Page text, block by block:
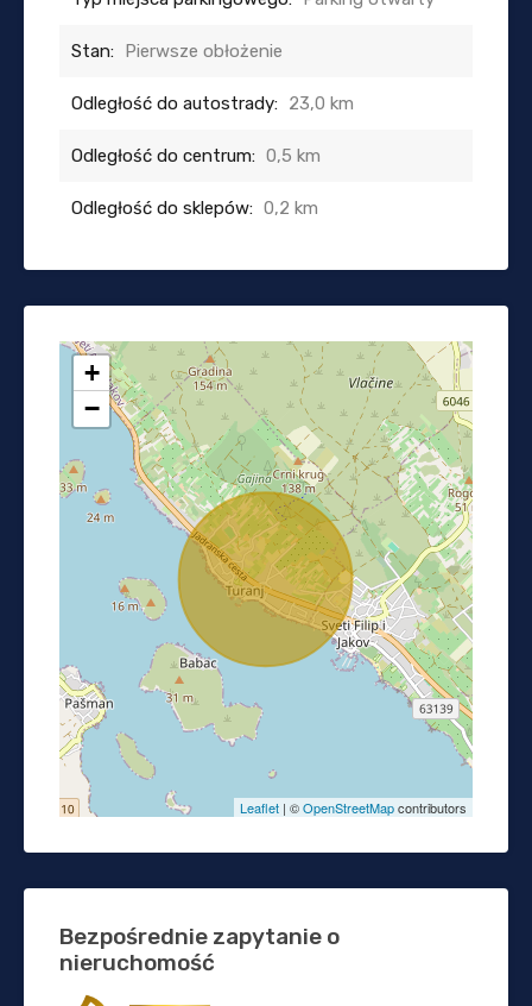
Stan: Pierwsze obłożenie
Odległość do autostrady: 23,0 km
Odległość do centrum: 0,5 km
Odległość do sklepów: 0,2 km
+
−
Leaflet | ©OpenStreetMapcontributors
Bezpośrednie zapytanie o
nieruchomość